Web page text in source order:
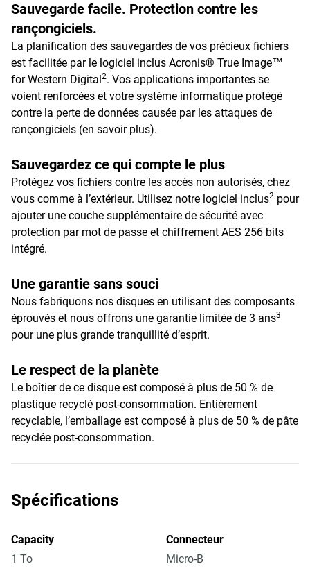
Sauvegarde facile. Protection contre les
rançongiciels.
La planification des sauvegardes de vos précieux fichiers
est facilitée par le logiciel inclus Acronis® True Image™
for Western Digital2. Vos applications importantes se
voient renforcées et votre système informatique protégé
contre la perte de données causée par les attaques de
rançongiciels (en savoir plus).
Sauvegardez ce qui compte le plus
Protégez vos fichiers contre les accès non autorisés, chez
vous comme à l’extérieur. Utilisez notre logiciel inclus2 pour
ajouter une couche supplémentaire de sécurité avec
protection par mot de passe et chiffrement AES 256 bits
intégré.
Une garantie sans souci
Nous fabriquons nos disques en utilisant des composants
éprouvés et nous offrons une garantie limitée de 3 ans3
pour une plus grande tranquillité d’esprit.
Le respect de la planète
Le boîtier de ce disque est composé à plus de 50 % de
plastique recyclé post-consommation. Entièrement
recyclable, l’emballage est composé à plus de 50 % de pâte
recyclée post-consommation.
Spécifications
Capacity
1 To
Connecteur
Micro-B